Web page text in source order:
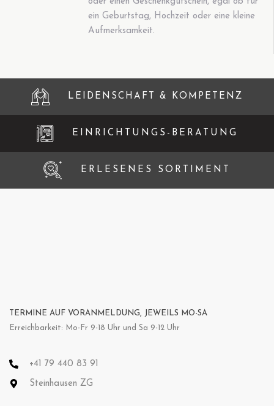
ein Geburtstag, Hochzeit oder eine kleine
Aufmerksamkeit.
LEIDENSCHAFT & KOMPETENZ
EINRICHTUNGS-BERATUNG
ERLESENES SORTIMENT
TERMINE AUF VORANMELDUNG, JEWEILS MO-SA
Erreichbarkeit: Mo-Fr 9-18 Uhr und Sa 9-12 Uhr
+41 79 440 83 91
Steinhausen ZG